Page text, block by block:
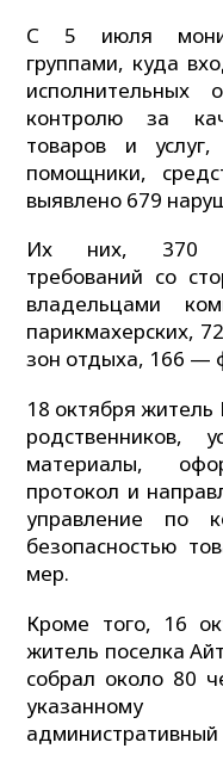
С 5 июля
группами, куда
исполнительных
контролю за
товаров и
помощники,
выявлено 679
Их них, 370
требований со
владельцами
парикмахерских,
зон отдыха, 166 —
18 октября
родственников,
материалы,
протокол и
управление по
безопасностью
мер.
Кроме того, 16
житель поселка
собрал около 80
административный